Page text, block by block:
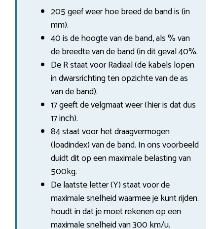
205 geef weer hoe breed de band is (in
mm).
40 is de hoogte van de band, als % van
de breedte van de band (in dit geval 40%.
De R staat voor Radiaal (de kabels lopen
in dwarsrichting ten opzichte van de as
van de band).
17 geeft de velgmaat weer (hier is dat dus
17 inch).
84 staat voor het draagvermogen
(loadindex) van de band. In ons voorbeeld
duidt dit op een maximale belasting van
500kg.
De laatste letter (Y) staat voor de
maximale snelheid waarmee je kunt rijden.
houdt in dat je moet rekenen op een
maximale snelheid van 300 km/u.